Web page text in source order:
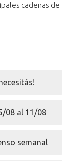
cadenas de
08 al 11/08
semanal